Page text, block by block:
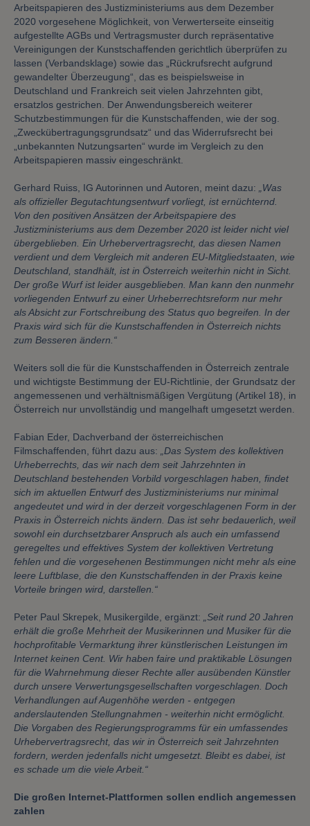
Arbeitspapieren des Justizministeriums aus dem Dezember
2020 vorgesehene Möglichkeit, von Verwerterseite einseitig
aufgestellte AGBs und Vertragsmuster durch repräsentative
Vereinigungen der Kunstschaffenden gerichtlich überprüfen zu
lassen (Verbandsklage) sowie das „Rückrufsrecht aufgrund
gewandelter Überzeugung“, das es beispielsweise in
Deutschland und Frankreich seit vielen Jahrzehnten gibt,
ersatzlos gestrichen. Der Anwendungsbereich weiterer
Schutzbestimmungen für die Kunstschaffenden, wie der sog.
„Zweckübertragungsgrundsatz“ und das Widerrufsrecht bei
„unbekannten Nutzungsarten“ wurde im Vergleich zu den
Arbeitspapieren massiv eingeschränkt.
Gerhard Ruiss, IG Autorinnen und Autoren, meint dazu:
„Was
als offizieller Begutachtungsentwurf vorliegt, ist ernüchternd.
Von den positiven Ansätzen der Arbeitspapiere des
Justizministeriums aus dem Dezember 2020 ist leider nicht viel
übergeblieben. Ein Urhebervertragsrecht, das diesen Namen
verdient und dem Vergleich mit anderen EU-Mitgliedstaaten, wie
Deutschland, standhält, ist in Österreich weiterhin nicht in Sicht.
Der große Wurf ist leider ausgeblieben. Man kann den nunmehr
vorliegenden Entwurf zu einer Urheberrechtsreform nur mehr
als Absicht zur Fortschreibung des Status quo begreifen. In der
Praxis wird sich für die Kunstschaffenden in Österreich nichts
zum Besseren ändern.“
Weiters soll die für die Kunstschaffenden in Österreich zentrale
und wichtigste Bestimmung der EU-Richtlinie, der Grundsatz der
angemessenen und verhältnismäßigen Vergütung (Artikel 18), in
Österreich nur unvollständig und mangelhaft umgesetzt werden.
Fabian Eder, Dachverband der österreichischen
Filmschaffenden, führt dazu aus:
„Das System des kollektiven
Urheberrechts, das wir nach dem seit Jahrzehnten in
Deutschland bestehenden Vorbild vorgeschlagen haben, findet
sich im aktuellen Entwurf des Justizministeriums nur minimal
angedeutet und wird in der derzeit vorgeschlagenen Form in der
Praxis in Österreich nichts ändern. Das ist sehr bedauerlich, weil
sowohl ein durchsetzbarer Anspruch als auch ein umfassend
geregeltes und effektives System der kollektiven Vertretung
fehlen und die vorgesehenen Bestimmungen nicht mehr als eine
leere Luftblase, die den Kunstschaffenden in der Praxis keine
Vorteile bringen wird, darstellen.“
Peter Paul Skrepek, Musikergilde, ergänzt:
„Seit rund 20 Jahren
erhält die große Mehrheit der Musikerinnen und Musiker für die
hochprofitable Vermarktung ihrer künstlerischen Leistungen im
Internet keinen Cent. Wir haben faire und praktikable Lösungen
für die Wahrnehmung dieser Rechte aller ausübenden Künstler
durch unsere Verwertungsgesellschaften vorgeschlagen. Doch
Verhandlungen auf Augenhöhe werden - entgegen
anderslautenden Stellungnahmen - weiterhin nicht ermöglicht.
Die Vorgaben des Regierungsprogramms für ein umfassendes
Urhebervertragsrecht, das wir in Österreich seit Jahrzehnten
fordern, werden jedenfalls nicht umgesetzt. Bleibt es dabei, ist
es schade um die viele Arbeit.“
Die großen Internet-Plattformen sollen endlich angemessen
zahlen